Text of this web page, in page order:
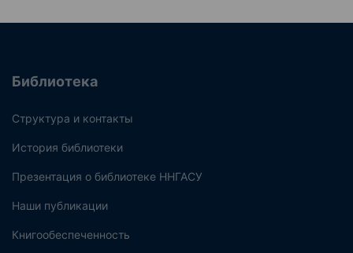
Библиотека
Структура и контакты
История библиотеки
Презентация о библиотеке ННГАСУ
Наши публикации
Книгообеспеченность